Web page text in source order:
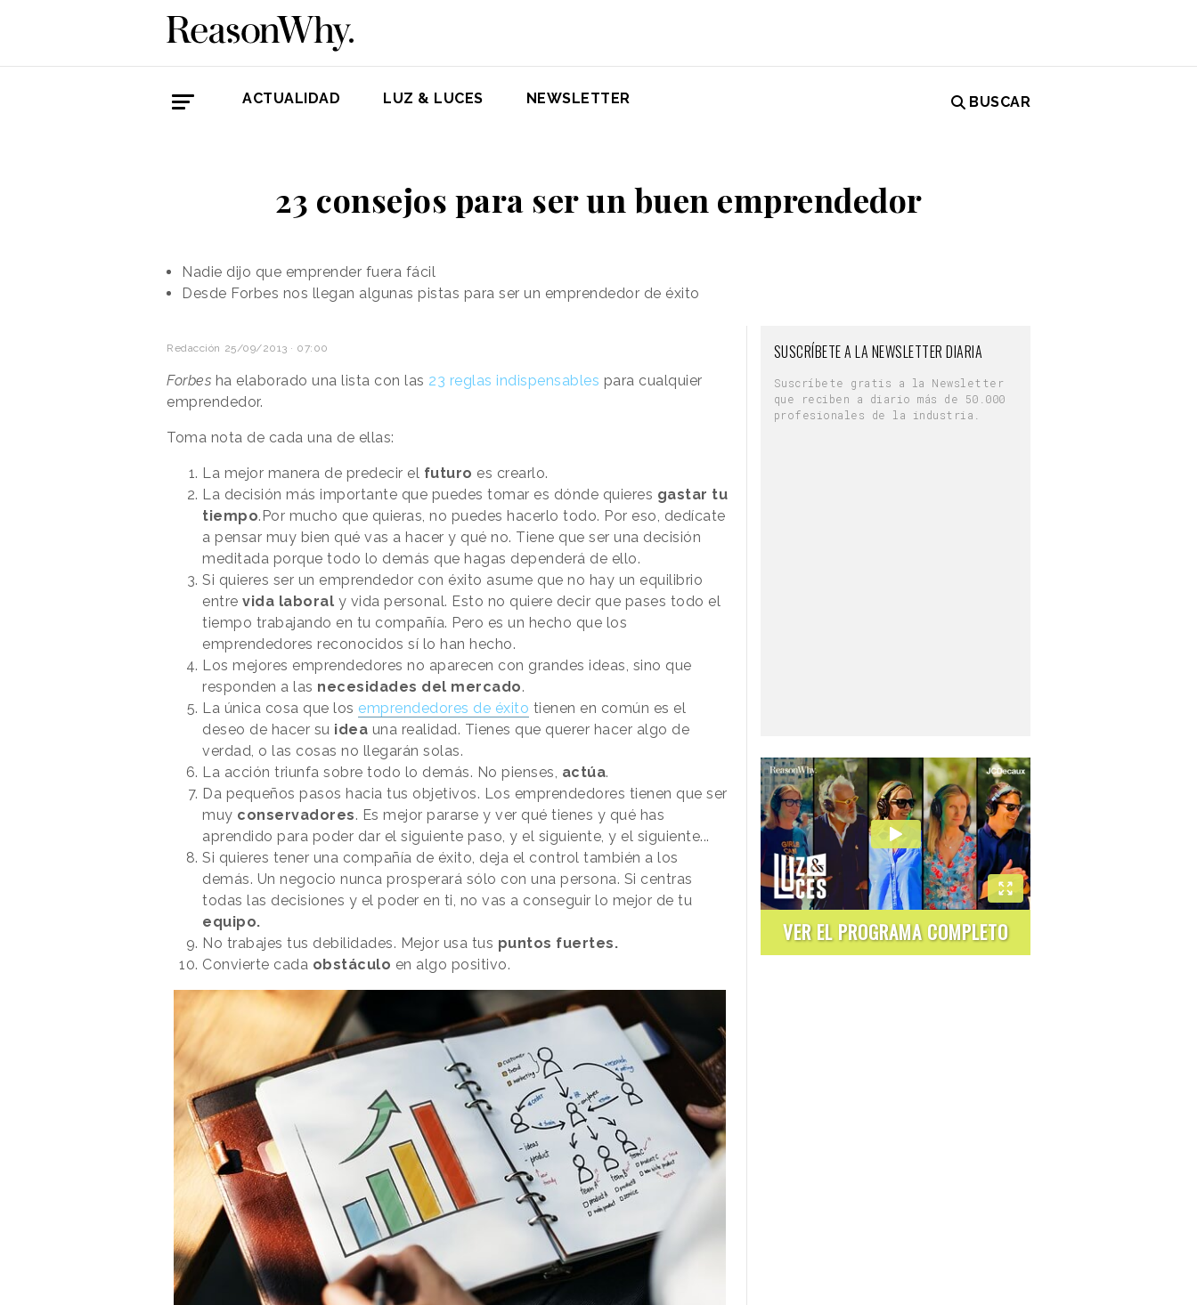
ACTUALIDAD LUZ & LUCES NEWSLETTER BUSCAR
23 consejos para ser un buen emprendedor
Nadie dijo que emprender fuera fácil
Desde Forbes nos llegan algunas pistas para ser un emprendedor de éxito
Redacción 25/09/2013 · 07:00
Forbes ha elaborado una lista con las 23 reglas indispensables para cualquier
emprendedor.
Toma nota de cada una de ellas:
La mejor manera de predecir el futuro es crearlo.
La decisión más importante que puedes tomar es dónde quieres gastar tu
tiempo. Por mucho que quieras, no puedes hacerlo todo. Por eso, dedícate
a pensar muy bien qué vas a hacer y qué no. Tiene que ser una decisión
meditada porque todo lo demás que hagas dependerá de ello.
Si quieres ser un emprendedor con éxito asume que no hay un equilibrio
entre vida laboral y vida personal. Esto no quiere decir que pases todo el
tiempo trabajando en tu compañía. Pero es un hecho que los
emprendedores reconocidos sí lo han hecho.
Los mejores emprendedores no aparecen con grandes ideas, sino que
responden a las necesidades del mercado.
La única cosa que los emprendedores de éxito tienen en común es el
deseo de hacer su idea una realidad. Tienes que querer hacer algo de
verdad, o las cosas no llegarán solas.
La acción triunfa sobre todo lo demás. No pienses, actúa.
Da pequeños pasos hacia tus objetivos. Los emprendedores tienen que ser
muy conservadores. Es mejor pararse y ver qué tienes y qué has
aprendido para poder dar el siguiente paso, y el siguiente, y el siguiente...
Si quieres tener una compañía de éxito, deja el control también a los
demás. Un negocio nunca prosperará sólo con una persona. Si centras
todas las decisiones y el poder en ti, no vas a conseguir lo mejor de tu
equipo.
No trabajes tus debilidades. Mejor usa tus puntos fuertes.
Convierte cada obstáculo en algo positivo.
SUSCRÍBETE A LA NEWSLETTER DIARIA
Suscríbete gratis a la Newsletter
que reciben a diario más de 50.000
profesionales de la industria.
VER EL PROGRAMA COMPLETO